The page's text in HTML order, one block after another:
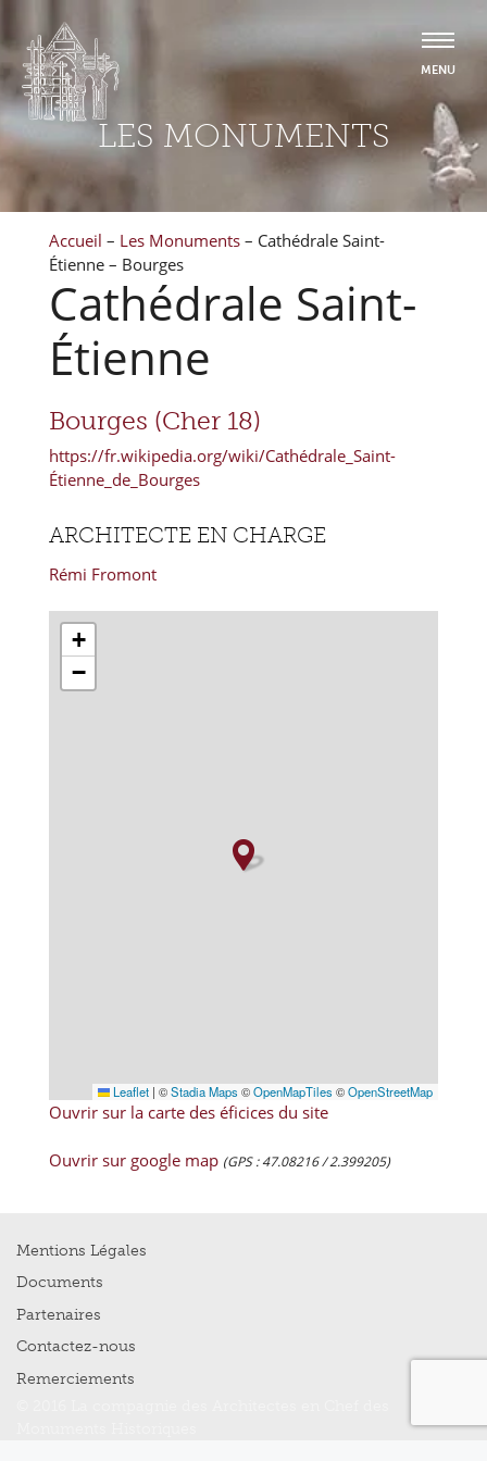
LES MONUMENTS
Accueil – Les Monuments – Cathédrale Saint-
Étienne – Bourges
Cathédrale Saint-
Étienne
Bourges (Cher 18)
https://fr.wikipedia.org/wiki/Cathédrale_Saint-
Étienne_de_Bourges
ARCHITECTE EN CHARGE
Rémi Fromont
+
−
Leaflet | ©Stadia Maps ©OpenMapTiles ©OpenStreetMap
Ouvrir sur la carte des éficices du site
Ouvrir sur google map (GPS : 47.08216 / 2.399205)
Mentions Légales
Documents
Partenaires
Contactez-nous
Remerciements